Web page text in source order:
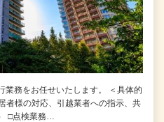
業務をお任せいたします。 ＜具体的
者様の対応、引越業者への指示、共
□点検業務…